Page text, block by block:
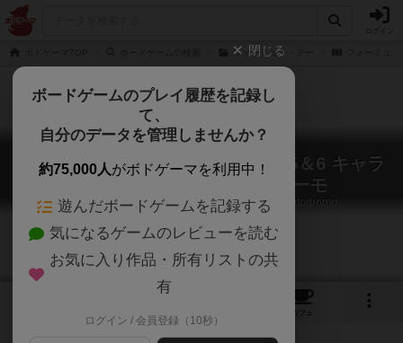
フォーミュラ・デー
フォーミュラ・デー：サーキット5＆6 キャラ
ミ＆フェラーリアウトドローモ
Formula Dé Circuits 5 & 6: Kyalami & Ferrari Autodromo
カフェ
閉じる
ボードゲームのプレイ履歴を記録し
て、
自分のデータを管理しませんか？
約75,000人がボドゲーマを利用中！
遊んだボードゲームを記録する
気になるゲームのレビューを読む
お気に入り作品・所有リストの共
有
ログイン / 会員登録（10秒）